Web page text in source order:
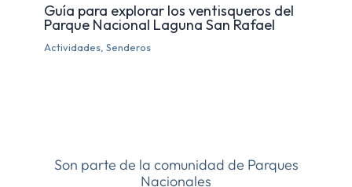
Guía para explorar los ventisqueros del
Parque Nacional Laguna San Rafael
Actividades ,Senderos